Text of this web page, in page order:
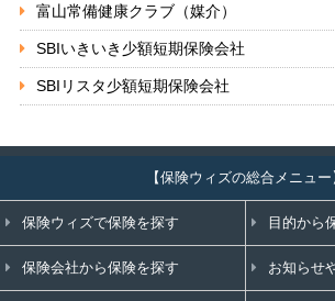
富山常備健康クラブ（媒介）
SBIいきいき少額短期保険会社
SBIリスタ少額短期保険会社
【保険ウィズの総合メニュー
保険ウィズで保険を探す 目的から
保険会社から保険を探す お知らせ